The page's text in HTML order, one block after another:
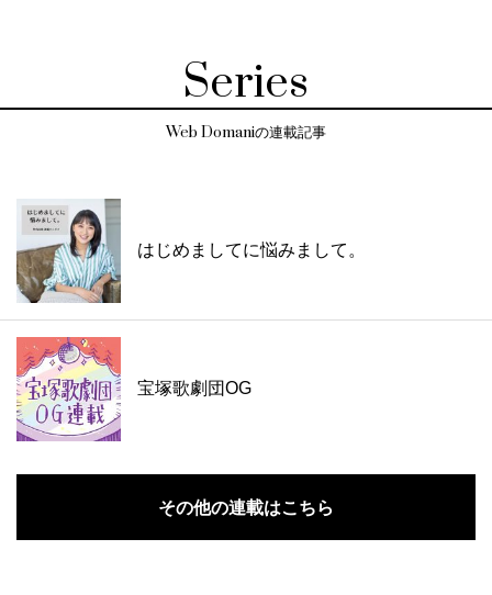
Series
Web Domaniの連載記事
はじめましてに悩みまして。
宝塚歌劇団OG
その他の連載はこちら